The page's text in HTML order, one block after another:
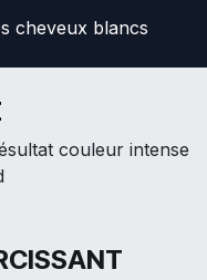
cheveux blancs
couleur intense